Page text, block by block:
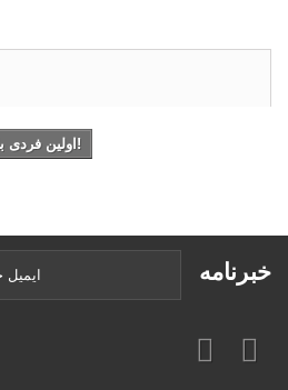
اولین فردی باشید که نقد خود را می‌نویسید!
خبرنامه